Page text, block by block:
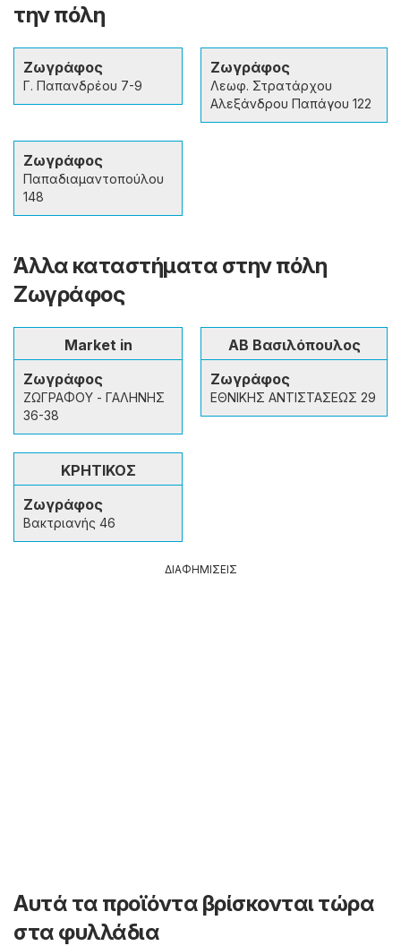
την πόλη
Ζωγράφος
Γ. Παπανδρέου 7-9
Ζωγράφος
Λεωφ. Στρατάρχου
Αλεξάνδρου Παπάγου 122
Ζωγράφος
Παπαδιαμαντοπούλου
148
Άλλα καταστήματα στην πόλη
Ζωγράφος
Market in
Ζωγράφος
ΖΩΓΡΑΦΟΥ - ΓΑΛΗΝΗΣ
36-38
ΑΒ Βασιλόπουλος
Ζωγράφος
ΕΘΝΙΚΗΣ ΑΝΤΙΣΤΑΣΕΩΣ 29
ΚΡΗΤΙΚΟΣ
Ζωγράφος
Βακτριανής 46
ΔΙΑΦΗΜΙΣΕΙΣ
Αυτά τα προϊόντα βρίσκονται τώρα
στα φυλλάδια